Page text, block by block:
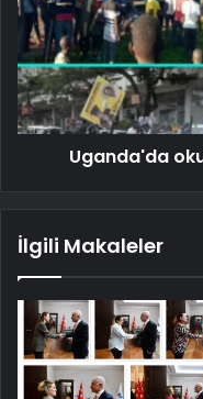
Uganda'da
İlgili Makaleler